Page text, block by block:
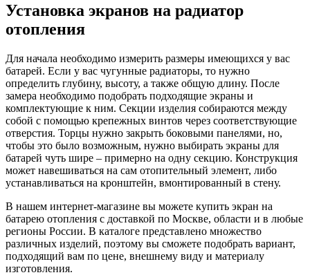
Установка экранов на радиатор
отопления
Для начала необходимо измерить размеры имеющихся у вас
батарей. Если у вас чугунные радиаторы, то нужно
определить глубину, высоту, а также общую длину. После
замера необходимо подобрать подходящие экраны и
комплектующие к ним. Секции изделия собираются между
собой с помощью крепежных винтов через соответствующие
отверстия. Торцы нужно закрыть боковыми панелями, но,
чтобы это было возможным, нужно выбирать экраны для
батарей чуть шире – примерно на одну секцию. Конструкция
может навешиваться на сам отопительный элемент, либо
устанавливаться на кронштейн, вмонтированный в стену.
В нашем интернет-магазине вы можете купить экран на
батарею отопления с доставкой по Москве, области и в любые
регионы России. В каталоге представлено множество
различных изделий, поэтому вы сможете подобрать вариант,
подходящий вам по цене, внешнему виду и материалу
изготовления.